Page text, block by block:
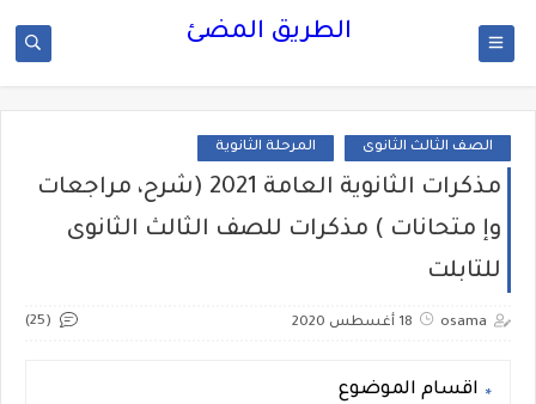
الطريق المضئ
الصف الثالث الثانوى المرحلة الثانوية
مذكرات الثانوية العامة 2021 (شرح، مراجعات
وإ متحانات ) مذكرات للصف الثالث الثانوى
للتابلت
osama 18 أغسطس 2020 (25)
اقسام الموضوع